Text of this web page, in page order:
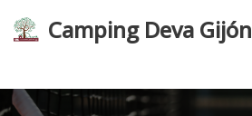
contenido
Camping Deva Gijón